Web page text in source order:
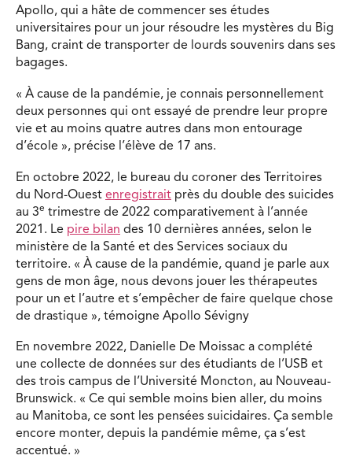
Apollo, qui a hâte de commencer ses études
universitaires pour un jour résoudre les mystères du Big
Bang, craint de transporter de lourds souvenirs dans ses
bagages.
« À cause de la pandémie, je connais personnellement
deux personnes qui ont essayé de prendre leur propre
vie et au moins quatre autres dans mon entourage
d’école », précise l’élève de 17 ans.
En octobre 2022, le bureau du coroner des Territoires
du Nord-Ouest enregistrait près du double des suicides
au 3e trimestre de 2022 comparativement à l’année
2021. Le pire bilan des 10 dernières années, selon le
ministère de la Santé et des Services sociaux du
territoire. « À cause de la pandémie, quand je parle aux
gens de mon âge, nous devons jouer les thérapeutes
pour un et l’autre et s’empêcher de faire quelque chose
de drastique », témoigne Apollo Sévigny
En novembre 2022, Danielle De Moissac a complété
une collecte de données sur des étudiants de l’USB et
des trois campus de l’Université Moncton, au Nouveau-
Brunswick. « Ce qui semble moins bien aller, du moins
au Manitoba, ce sont les pensées suicidaires. Ça semble
encore monter, depuis la pandémie même, ça s’est
accentué. »